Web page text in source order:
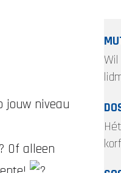
jouw niveau
Of alleen